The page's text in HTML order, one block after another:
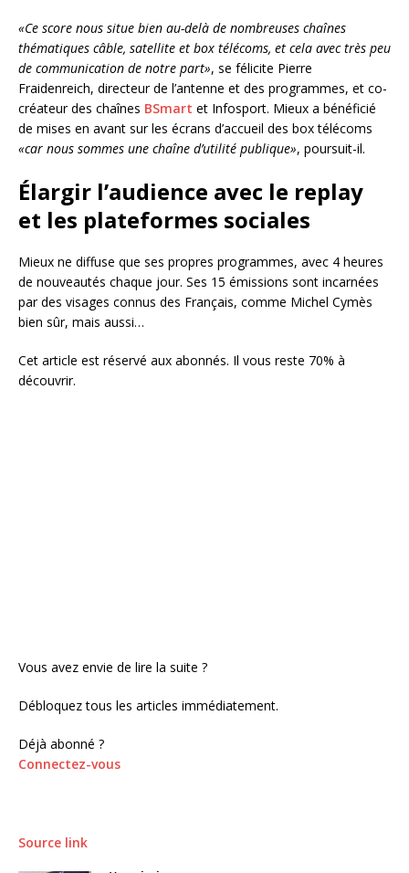
«Ce score nous situe bien au-delà de nombreuses chaînes
thématiques câble, satellite et box télécoms, et cela avec très peu
de communication de notre part», se félicite Pierre
Fraidenreich, directeur de l’antenne et des programmes, et co-
créateur des chaînes BSmart et Infosport. Mieux a bénéficié
de mises en avant sur les écrans d’accueil des box télécoms
«car nous sommes une chaîne d’utilité publique», poursuit-il.
Élargir l’audience avec le replay
et les plateformes sociales
Mieux ne diffuse que ses propres programmes, avec 4 heures
de nouveautés chaque jour. Ses 15 émissions sont incarnées
par des visages connus des Français, comme Michel Cymès
bien sûr, mais aussi…
Cet article est réservé aux abonnés. Il vous reste 70% à
découvrir.
Vous avez envie de lire la suite ?
Débloquez tous les articles immédiatement.
Déjà abonné ?
Connectez-vous
Source link